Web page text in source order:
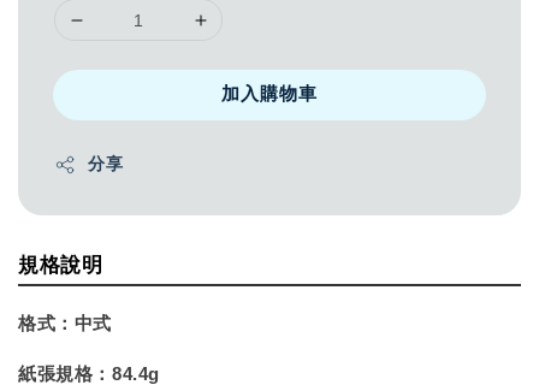
加入購物車
分享
規格說明
格式： 中式
紙張規格： 84.4g